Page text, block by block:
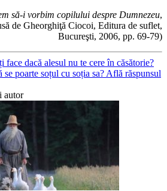
să-i vorbim copilului despre Dumnezeu,
de Gheorghiţă Ciocoi, Editura de suflet,
Bucureşti, 2006, pp. 69-79)
face dacă alesul nu te cere în căsătorie?
se poarte soțul cu soția sa? Află răspunsul
autor